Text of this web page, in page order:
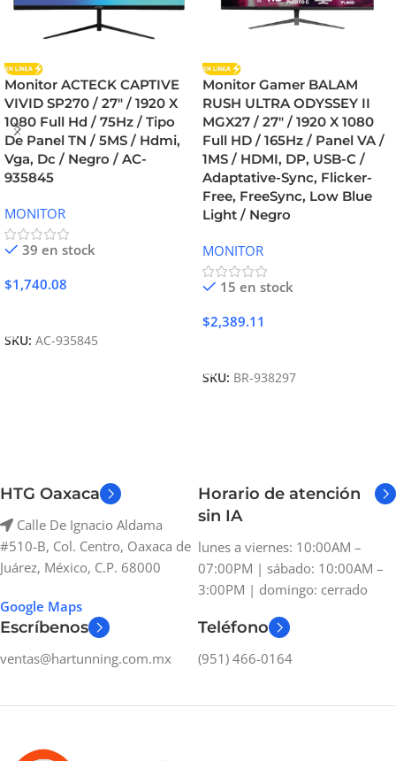
Monitor ACTECK CAPTIVE
VIVID SP270 / 27″ / 1920 X
1080 Full Hd / 75Hz / Tipo
De Panel TN / 5MS / Hdmi,
Vga, Dc / Negro / AC-
935845
MONITOR
39 en stock
$1,740.08
SKU: AC-935845
Monitor Gamer BALAM
RUSH ULTRA ODYSSEY II
MGX27 / 27″ / 1920 X 1080
Full HD / 165Hz / Panel VA /
1MS / HDMI, DP, USB-C /
Adaptative-Sync, Flicker-
Free, FreeSync, Low Blue
Light / Negro
MONITOR
15 en stock
$2,389.11
SKU: BR-938297
HTG Oaxaca
Calle De Ignacio Aldama
#510-B, Col. Centro, Oaxaca de
Juárez, México, C.P. 68000
Google Maps
Horario de atención
sin IA
lunes a viernes: 10:00AM –
07:00PM | sábado: 10:00AM –
3:00PM | domingo: cerrado
Escríbenos
ventas@hartunning.com.mx
Teléfono
(951) 466-0164